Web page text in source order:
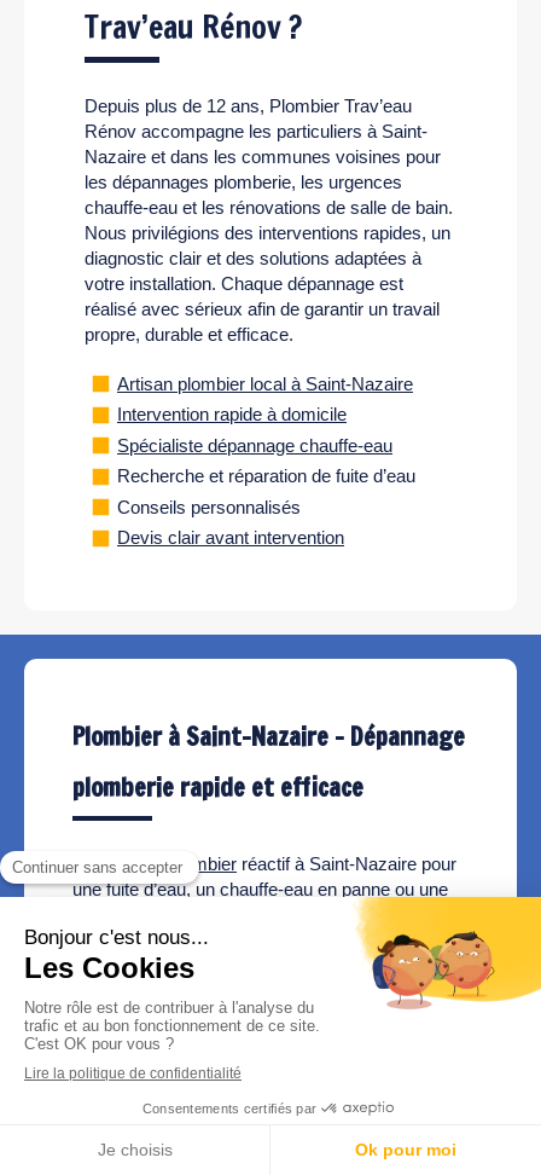
Appeler Devis gratuit
Trav’eau Rénov ?
Depuis plus de 12 ans, Plombier Trav’eau
Rénov accompagne les particuliers à Saint-
Nazaire et dans les communes voisines pour
les dépannages plomberie, les urgences
chauffe-eau et les rénovations de salle de bain.
Nous privilégions des interventions rapides, un
diagnostic clair et des solutions adaptées à
votre installation. Chaque dépannage est
réalisé avec sérieux afin de garantir un travail
propre, durable et efficace.
Artisan plombier local à Saint-Nazaire
Intervention rapide à domicile
Spécialiste dépannage chauffe-eau
Recherche et réparation de fuite d’eau
Conseils personnalisés
Devis clair avant intervention
Plombier à Saint-Nazaire – Dépannage
plomberie rapide et efficace
Besoin d’unplombier réactif à Saint-Nazaire pour
une fuite d’eau, un chauffe-eau en panne ou une
Plombier Trav’eau Rénov intervient rapidement à
Saint-Nazaire, Pornichet, La Baule et les alentours
pour tous vos dépannages plomberie et
remplacements de chauffe-eau.
panne soudaine ou recherche de fuite : nous
intervenons rapidement avec un diagnostic clair et